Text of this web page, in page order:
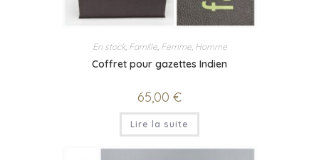
En stock, Famille, Femme, Homme
Coffret pour gazettes Indien
65,00 €
Lire la suite